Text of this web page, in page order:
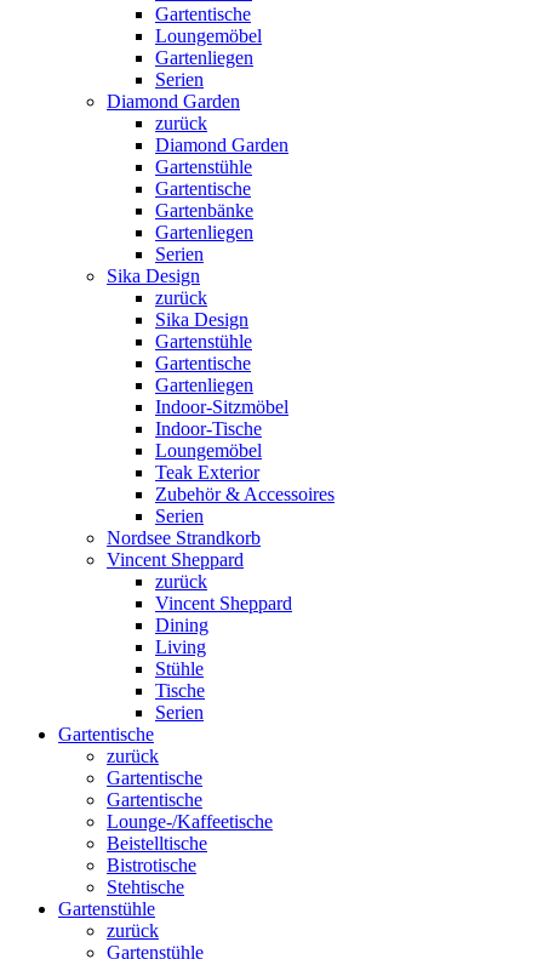
Gartentische
Loungemöbel
Gartenliegen
Serien
Diamond Garden
zurück
Diamond Garden
Gartenstühle
Gartentische
Gartenbänke
Gartenliegen
Serien
Sika Design
zurück
Sika Design
Gartenstühle
Gartentische
Gartenliegen
Indoor-Sitzmöbel
Indoor-Tische
Loungemöbel
Teak Exterior
Zubehör & Accessoires
Serien
Nordsee Strandkorb
Vincent Sheppard
zurück
Vincent Sheppard
Dining
Living
Stühle
Tische
Serien
Gartentische
zurück
Gartentische
Gartentische
Lounge-/Kaffeetische
Beistelltische
Bistrotische
Stehtische
Gartenstühle
zurück
Gartenstühle